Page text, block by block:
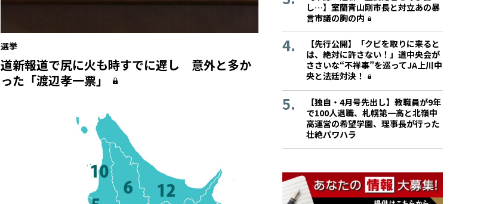
選挙
道新報道で尻に火も時すでに遅し 意外と多か
った「渡辺孝一票」
し…】室蘭青山剛市長と対立あの暴
言市議の胸の内
【先行公開】「クビを取りに来ると
は、絶対に許さない！」道中央会が
ささいな“不祥事”を巡ってJA上川中
央と法廷対決！
【独自・4月号先出し】教職員が9年
で100人退職、札幌第一高と北嶺中
高運営の希望学園、理事長が行った
壮絶パワハラ